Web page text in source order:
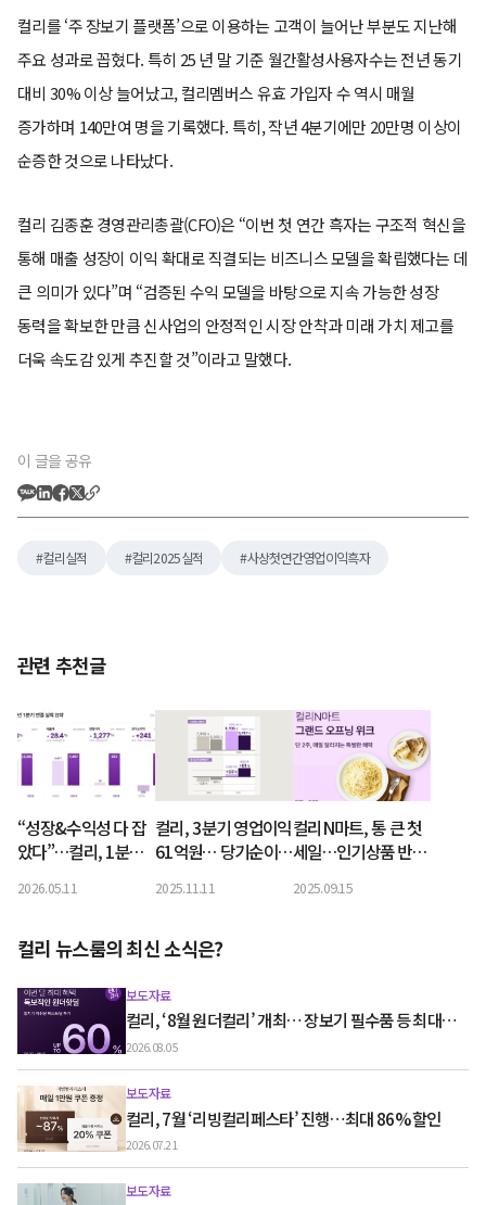
컬리를 ‘주 장보기 플랫폼’으로 이용하는 고객이 늘어난 부분도 지난해
주요 성과로 꼽혔다. 특히 25 년 말 기준 월간활성사용자수는 전년 동기
대비 30% 이상 늘어났고, 컬리멤버스 유효 가입자 수 역시 매월
증가하며 140만여 명을 기록했다. 특히, 작년 4분기에만 20만명 이상이
순증한 것으로 나타났다.
컬리 김종훈 경영관리총괄(CFO)은 “이번 첫 연간 흑자는 구조적 혁신을
통해 매출 성장이 이익 확대로 직결되는 비즈니스 모델을 확립했다는 데
큰 의미가 있다”며 “검증된 수익 모델을 바탕으로 지속 가능한 성장
동력을 확보한 만큼 신사업의 안정적인 시장 안착과 미래 가치 제고를
더욱 속도감 있게 추진할 것”이라고 말했다.
이 글을 공유
컬리실적 컬리2025실적 사상첫연간영업이익흑자
관련 추천글
“성장&수익성 다 잡
았다”…컬리, 1분기
익 13배 ‘껑충’
2026.05.11
컬리, 3분기 영업이익
61억원… 당기순이익
2025.11.11
컬리N마트, 통 큰 첫
세일…인기상품 반값
2025.09.15
컬리 뉴스룸의 최신 소식은?
보도자료
컬리, ‘8월 원더컬리’ 개최… 장보기 필수품 등 최대
60% 할인
2026.08.05
보도자료
컬리, 7월 ‘리빙컬리페스타’ 진행…최대 86% 할인
2026.07.21
보도자료